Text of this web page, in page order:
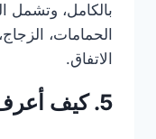
بالكامل، وتشمل
الحمامات،
الاتفاق.
5. كيف أعرف سعر خدمة التنظيف؟